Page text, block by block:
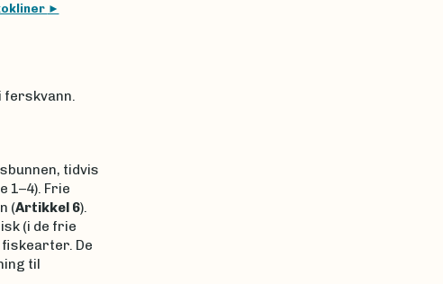
ferskvann.
tidvis
1–4). Frie
(Artikkel 6).
(i de frie
De
til